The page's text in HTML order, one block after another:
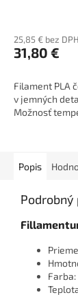
25,85 € bez DPH
31,80 €
Filament PLA
v jemných
Možnosť
Popis
Podrobný